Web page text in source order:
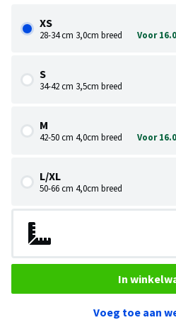
XS
28-34 cm 3,0cm breed Voor
S
34-42 cm 3,5cm breed
M
42-50 cm 4,0cm breed Voor
L/XL
50-66 cm 4,0cm breed
In
Voeg toe aan